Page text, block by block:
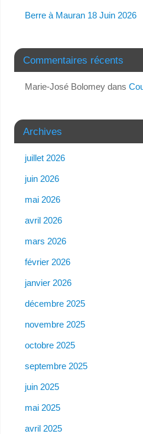
Berre à Mauran 18 Juin 2026
Commentaires récents
Marie-José Bolomeydans
Archives
juillet 2026
juin 2026
mai 2026
avril 2026
mars 2026
février 2026
janvier 2026
décembre 2025
novembre 2025
octobre 2025
septembre 2025
juin 2025
mai 2025
avril 2025